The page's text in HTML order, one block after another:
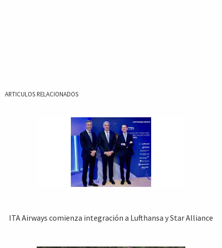
ARTICULOS RELACIONADOS
ITA Airways comienza integración a Lufthansa y Star Alliance